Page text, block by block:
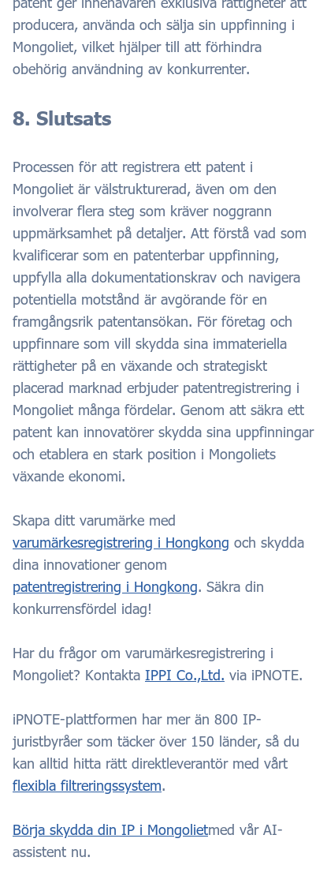
producera, använda och sälja sin uppfinning i
Mongoliet, vilket hjälper till att förhindra
obehörig användning av konkurrenter.
8. Slutsats
Processen för att registrera ett patent i
Mongoliet är välstrukturerad, även om den
involverar flera steg som kräver noggrann
uppmärksamhet på detaljer. Att förstå vad som
kvalificerar som en patenterbar uppfinning,
uppfylla alla dokumentationskrav och navigera
potentiella motstånd är avgörande för en
framgångsrik patentansökan. För företag och
uppfinnare som vill skydda sina immateriella
rättigheter på en växande och strategiskt
placerad marknad erbjuder patentregistrering i
Mongoliet många fördelar. Genom att säkra ett
patent kan innovatörer skydda sina uppfinningar
och etablera en stark position i Mongoliets
växande ekonomi.
Skapa ditt varumärke med
varumärkesregistrering i Hongkong och skydda
dina innovationer genom
patentregistrering i Hongkong. Säkra din
konkurrensfördel idag!
Har du frågor om varumärkesregistrering i
Mongoliet? Kontakta IPPI Co.,Ltd. via iPNOTE.
iPNOTE-plattformen har mer än 800 IP-
juristbyråer som täcker över 150 länder, så du
kan alltid hitta rätt direktleverantör med vårt
flexibla filtreringssystem.
Börja skydda din IP i Mongolietmed vår AI-
assistent nu.